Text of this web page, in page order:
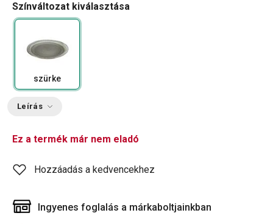
Színváltozat kiválasztása
szürke
Leírás
Ez a termék már nem eladó
Hozzáadás a kedvencekhez
Ingyenes foglalás a márkaboltjainkban